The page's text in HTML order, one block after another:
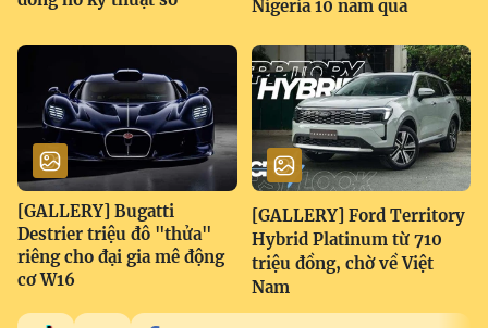
Nigeria 10 năm qua
[GALLERY] Bugatti
Destrier triệu đô "thửa"
riêng cho đại gia mê động
cơ W16
[GALLERY] Ford Territory
Hybrid Platinum từ 710
triệu đồng, chờ về Việt
Nam